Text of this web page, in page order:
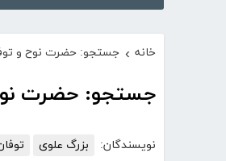
خانه › جستجو: حضرت نوح و
جستجو: حضرت
نویسندگان: بزرگ علوی